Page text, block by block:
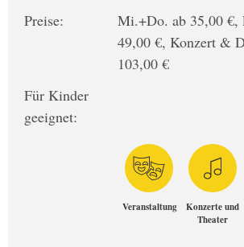
Preise:
Mi.+Do. ab 35,00 €,
49,00 €, Konzert &
103,00 €
Für Kinder
geeignet:
Veranstaltung
Konzerte und
Theater